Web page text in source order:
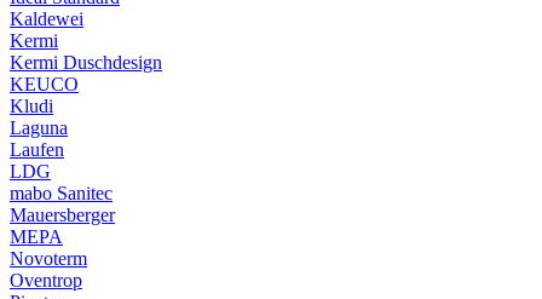
Kaldewei
Kermi
Kermi Duschdesign
KEUCO
Kludi
Laguna
Laufen
LDG
mabo Sanitec
Mauersberger
MEPA
Novoterm
Oventrop